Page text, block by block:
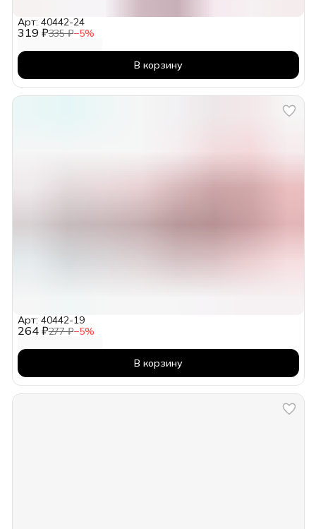
319 ₽335 ₽−5%
Арт: 40442-24
В корзину
264 ₽277 ₽−5%
Арт: 40442-19
В корзину